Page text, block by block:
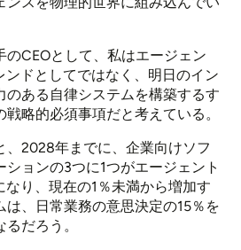
のCEOとして、私はエージェン
ンドとしてではなく、明日のイン
のある自律システムを構築するす
略的必須事項だと考えている。
、2028年までに、企業向けソフ
ションの3つに1つがエージェント
り、現在の1％未満から増加す
は、日常業務の意思決定の15％を
だろう。